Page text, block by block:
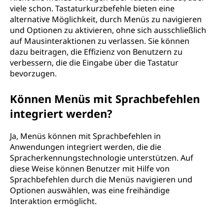
viele schon. Tastaturkurzbefehle bieten eine
alternative Möglichkeit, durch Menüs zu navigieren
und Optionen zu aktivieren, ohne sich ausschließlich
auf Mausinteraktionen zu verlassen. Sie können
dazu beitragen, die Effizienz von Benutzern zu
verbessern, die die Eingabe über die Tastatur
bevorzugen.
Können Menüs mit Sprachbefehlen
integriert werden?
Ja, Menüs können mit Sprachbefehlen in
Anwendungen integriert werden, die die
Spracherkennungstechnologie unterstützen. Auf
diese Weise können Benutzer mit Hilfe von
Sprachbefehlen durch die Menüs navigieren und
Optionen auswählen, was eine freihändige
Interaktion ermöglicht.